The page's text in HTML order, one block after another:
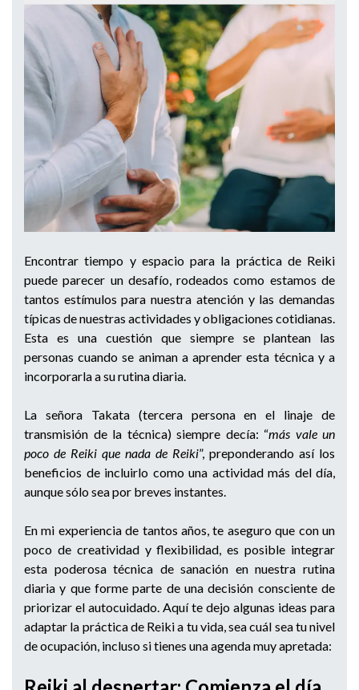
Encontrar tiempo y espacio para la práctica de Reiki
puede parecer un desafío, rodeados como estamos de
tantos estímulos para nuestra atención y las demandas
típicas de nuestras actividades y obligaciones cotidianas.
Esta es una cuestión que siempre se plantean las
personas cuando se animan a aprender esta técnica y a
incorporarla a su rutina diaria.
La señora Takata (tercera persona en el linaje de
transmisión de la técnica) siempre decía: “más vale un
poco de Reiki que nada de Reiki”, preponderando así los
beneficios de incluirlo como una actividad más del día,
aunque sólo sea por breves instantes.
En mi experiencia de tantos años, te aseguro que con un
poco de creatividad y flexibilidad, es posible integrar
esta poderosa técnica de sanación en nuestra rutina
diaria y que forme parte de una decisión consciente de
priorizar el autocuidado. Aquí te dejo algunas ideas para
adaptar la práctica de Reiki a tu vida, sea cuál sea tu nivel
de ocupación, incluso si tienes una agenda muy apretada: